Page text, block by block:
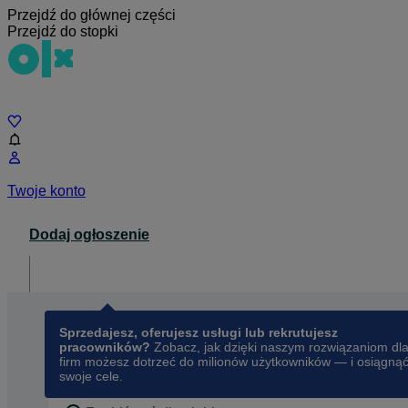
Przejdź do głównej części
Przejdź do stopki
Twoje konto
Dodaj ogłoszenie
Sprzedajesz, oferujesz usługi lub rekrutujesz
pracowników? Zobacz, jak dzięki naszym rozwiązaniom dla
firm możesz dotrzeć do milionów użytkowników — i osiągnąć
swoje cele.